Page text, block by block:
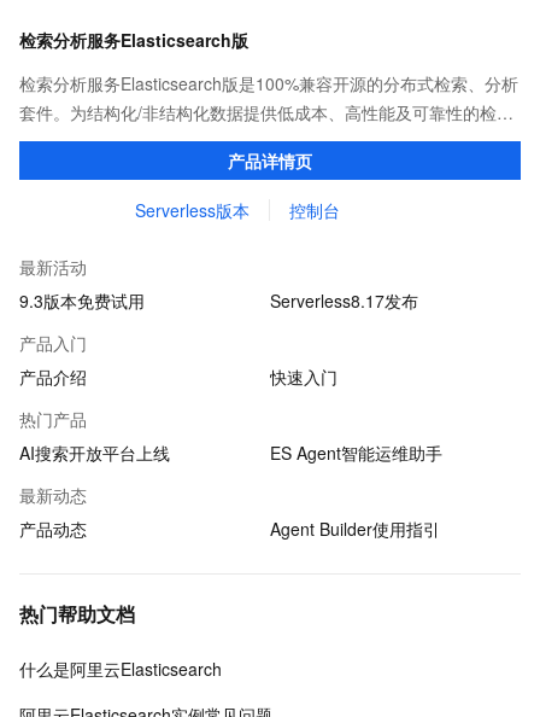
检索分析服务Elasticsearch版
检索分析服务Elasticsearch版是100%兼容开源的分布式检索、分析
套件。为结构化/非结构化数据提供低成本、高性能及可靠性的检
索、分析平台级产品服务。具备读写/存算分离、智能化运维、免费
的X-Pack高级商业特性等产品特性。
产品详情页
Serverless版本 控制台
最新活动
9.3版本免费试用
Serverless8.17发布
产品入门
产品介绍
快速入门
热门产品
AI搜索开放平台上线
ES Agent智能运维助手
最新动态
产品动态
Agent Builder使用指引
热门帮助文档
什么是阿里云Elasticsearch